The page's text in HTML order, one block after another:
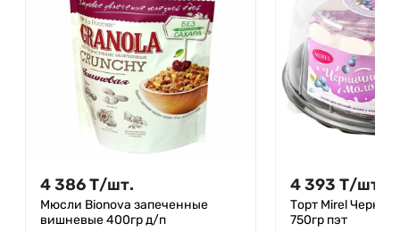
4 386Т/шт.
Мюсли Bionova запеченные
вишневые 400гр д/п
4 393 Т/шт.
Торт Mirel
750гр пэт